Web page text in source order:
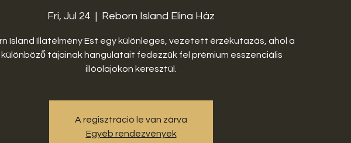
Fri, Jul 24
  |
Reborn Island Elina Ház
Island Illatélmény Est egy különleges, vezetett érzékutazás, ahol a
különböző tájainak hangulatait fedezzük fel prémium esszenciális
illóolajokon keresztül.
A regisztráció le van zárva
Egyéb rendezvények